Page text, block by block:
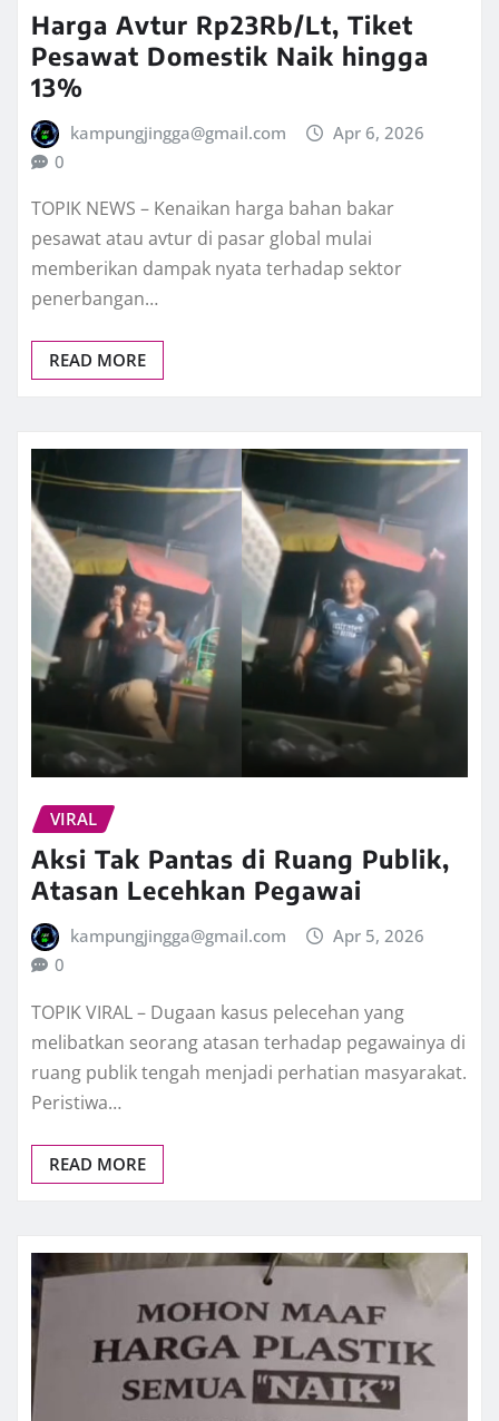
Harga Avtur Rp23Rb/Lt, Tiket
Pesawat Domestik Naik hingga
13%
kampungjingga@gmail.com
Apr 6, 2026
0
TOPIK NEWS – Kenaikan harga bahan bakar
pesawat atau avtur di pasar global mulai
memberikan dampak nyata terhadap sektor
penerbangan…
READ MORE
VIRAL
Aksi Tak Pantas di Ruang Publik,
Atasan Lecehkan Pegawai
kampungjingga@gmail.com
Apr 5, 2026
0
TOPIK VIRAL – Dugaan kasus pelecehan yang
melibatkan seorang atasan terhadap pegawainya di
ruang publik tengah menjadi perhatian masyarakat.
Peristiwa…
READ MORE